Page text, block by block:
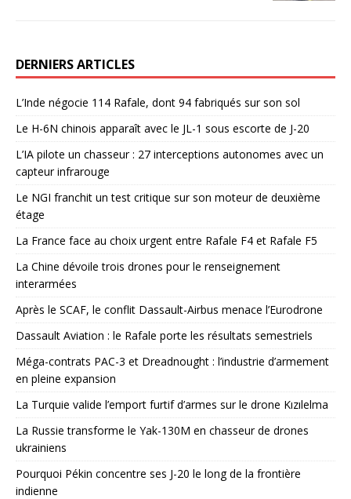
DERNIERS ARTICLES
L’Inde négocie 114 Rafale, dont 94 fabriqués sur son sol
Le H-6N chinois apparaît avec le JL-1 sous escorte de J-20
L’IA pilote un chasseur : 27 interceptions autonomes avec un
capteur infrarouge
Le NGI franchit un test critique sur son moteur de deuxième
étage
La France face au choix urgent entre Rafale F4 et Rafale F5
La Chine dévoile trois drones pour le renseignement
interarmées
Après le SCAF, le conflit Dassault-Airbus menace l’Eurodrone
Dassault Aviation : le Rafale porte les résultats semestriels
Méga-contrats PAC-3 et Dreadnought : l’industrie d’armement
en pleine expansion
La Turquie valide l’emport furtif d’armes sur le drone Kızılelma
La Russie transforme le Yak-130M en chasseur de drones
ukrainiens
Pourquoi Pékin concentre ses J-20 le long de la frontière
indienne